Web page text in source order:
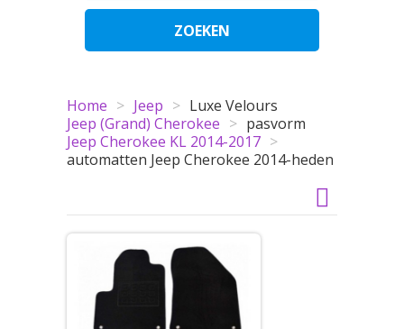
ZOEKEN
Home > Jeep >
Jeep (Grand) Cherokee >
Jeep Cherokee KL 2014-2017 >
Luxe Velours
pasvorm
automatten Jeep Cherokee 2014-heden